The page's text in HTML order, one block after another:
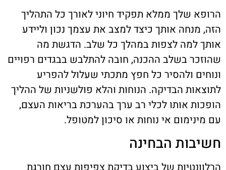
הרופא שלך ממלא תפקיד חיוני לאורך כל התהליך
הזה, מנחה אותך כיצד למצב את עצמך נכון וליידע
אותך למה לצפות במהלך כל שלב. הדגשת מה
שהוזכר בשלב ההכנה, חובה להתלבש בבגדים רפויים
ונוחים ולהסיר כל חפץ מתכתי שעלול להפריע
לתוצאות הבדיקה. הנוחות והלא פולשניות של ההליך
הופכות אותו לכלי רב ערך בהערכת בריאות העצם,
עם מינימום אי נוחות או סיכון למטופל.
חשיבות הבחינה